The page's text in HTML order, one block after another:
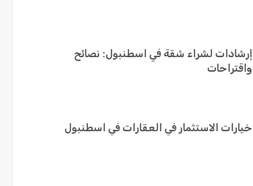
إرشادات لشراء شقة في اسطنبول: نصائح
واقتراحات
خيارات الاستثمار في العقارات في اسطنبول